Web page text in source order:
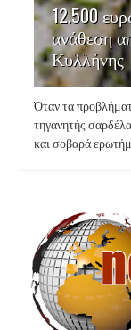
12.500
ανάθεση
Κυλλήνης
Όταν τα
τηγανητής
και σοβαρά